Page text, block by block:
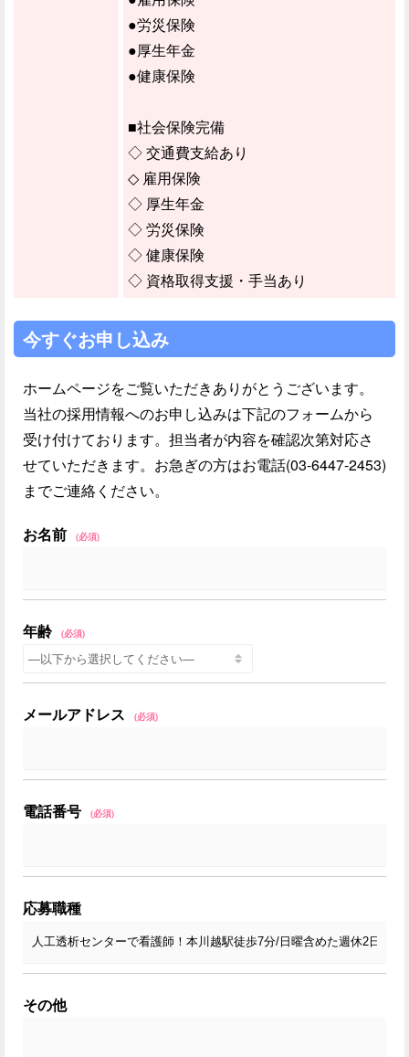
●労災保険
●厚生年金
●健康保険
■社会保険完備
◇ 交通費支給あり
◇ 雇用保険
◇ 厚生年金
◇ 労災保険
◇ 健康保険
◇ 資格取得支援・手当あり
今すぐお申し込み
ホームページをご覧いただきありがとうございます。
当社の採用情報へのお申し込みは下記のフォームから
受け付けております。担当者が内容を確認次第対応さ
せていただきます。お急ぎの方はお電話(03-6447-2453)
までご連絡ください。
お名前 (必須)
年齢 (必須)
メールアドレス (必須)
電話番号 (必須)
応募職種
その他